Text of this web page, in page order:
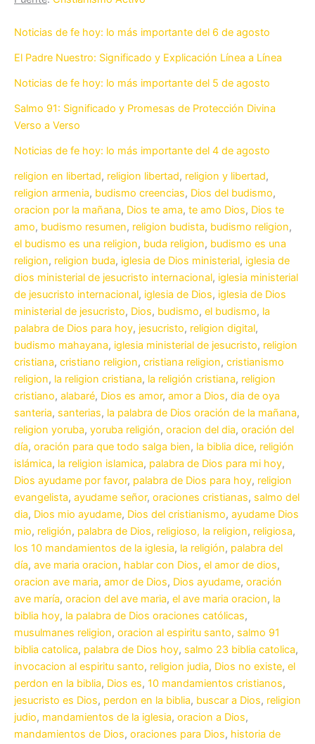
Noticias de fe hoy: lo más importante del 6 de agosto
El Padre Nuestro: Significado y Explicación Línea a Línea
Noticias de fe hoy: lo más importante del 5 de agosto
Salmo 91: Significado y Promesas de Protección Divina
Verso a Verso
Noticias de fe hoy: lo más importante del 4 de agosto
religion en libertad, religion libertad, religion y libertad,
religion armenia, budismo creencias, Dios del budismo,
oracion por la mañana, Dios te ama, te amo Dios, Dios te
amo, budismo resumen, religion budista, budismo religion,
el budismo es una religion, buda religion, budismo es una
religion, religion buda, iglesia de Dios ministerial, iglesia de
dios ministerial de jesucristo internacional, iglesia ministerial
de jesucristo internacional, iglesia de Dios, iglesia de Dios
ministerial de jesucristo, Dios, budismo, el budismo, la
palabra de Dios para hoy, jesucristo, religion digital,
budismo mahayana, iglesia ministerial de jesucristo, religion
cristiana, cristiano religion, cristiana religion, cristianismo
religion, la religion cristiana, la religión cristiana, religion
cristiano, alabaré, Dios es amor, amor a Dios, dia de oya
santeria, santerias, la palabra de Dios oración de la mañana,
religion yoruba, yoruba religión, oracion del dia, oración del
día, oración para que todo salga bien, la biblia dice, religión
islámica, la religion islamica, palabra de Dios para mi hoy,
Dios ayudame por favor, palabra de Dios para hoy, religion
evangelista, ayudame señor, oraciones cristianas, salmo del
dia, Dios mio ayudame, Dios del cristianismo, ayudame Dios
mio, religión, palabra de Dios, religioso, la religion, religiosa,
los 10 mandamientos de la iglesia, la religión, palabra del
día, ave maria oracion, hablar con Dios, el amor de dios,
oracion ave maria, amor de Dios, Dios ayudame, oración
ave maría, oracion del ave maria, el ave maria oracion, la
biblia hoy, la palabra de Dios oraciones católicas,
musulmanes religion, oracion al espiritu santo, salmo 91
biblia catolica, palabra de Dios hoy, salmo 23 biblia catolica,
invocacion al espiritu santo, religion judia, Dios no existe, el
perdon en la biblia, Dios es, 10 mandamientos cristianos,
jesucristo es Dios, perdon en la biblia, buscar a Dios, religion
judio, mandamientos de la iglesia, oracion a Dios,
mandamientos de Dios, oraciones para Dios, historia de